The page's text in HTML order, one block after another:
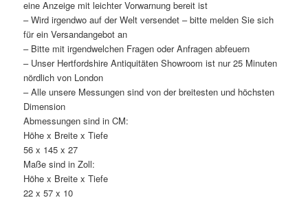
eine Anzeige mit leichter Vorwarnung bereit ist
– Wird irgendwo auf der Welt versendet – bitte melden Sie sich
für ein Versandangebot an
– Bitte mit irgendwelchen Fragen oder Anfragen abfeuern
– Unser Hertfordshire Antiquitäten Showroom ist nur 25 Minuten
nördlich von London
– Alle unsere Messungen sind von der breitesten und höchsten
Dimension
Abmessungen sind in CM:
Höhe x Breite x Tiefe
56 x 145 x 27
Maße sind in Zoll:
Höhe x Breite x Tiefe
22 x 57 x 10